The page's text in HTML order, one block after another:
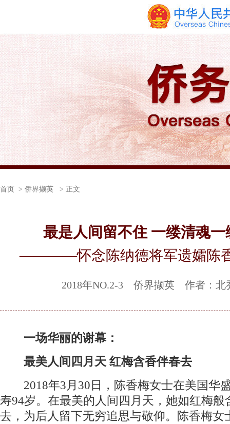
首页 > 侨界撷英 > 正文
最是人间留不住 一缕清魂一
————怀念陈纳德将军遗孀陈
2018年NO.2-3 侨界撷英 作者：北
一场华丽的谢幕：
最美人间四月天 红梅含香伴春去
2018年3月30日，陈香梅女士在美国华
寿94岁。在最美的人间四月天，她如红梅般
去，为后人留下无穷追思与敬仰。陈香梅女